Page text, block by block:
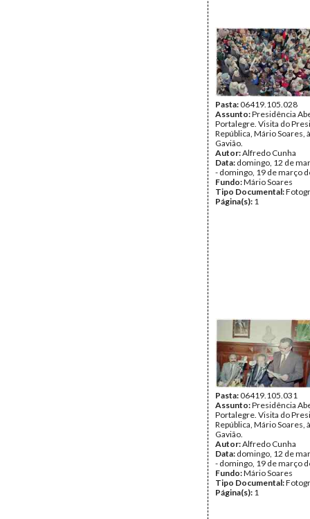
Pasta:06419.105.028
Assunto:Presidência
Portalegre. Visita do
República, Mário Soares,
Gavião.
Autor:Alfredo Cunha
Data: domingo, 12 de
- domingo, 19 de março
Fundo:Mário Soares
Tipo Documental:
Página(s): 1
Pasta:06419.105.031
Assunto:Presidência
Portalegre. Visita do
República, Mário Soares,
Gavião.
Autor:Alfredo Cunha
Data: domingo, 12 de
- domingo, 19 de março
Fundo:Mário Soares
Tipo Documental:
Página(s): 1